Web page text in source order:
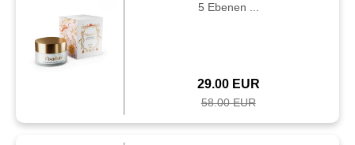
5 Ebenen ...
29.00 EUR
58.00 EUR